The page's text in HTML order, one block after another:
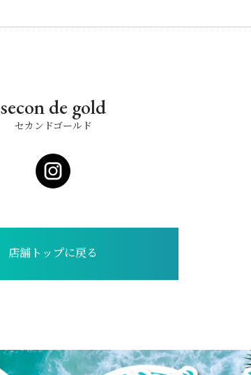
secon de gold
セカンドゴールド
店舗トップに戻る